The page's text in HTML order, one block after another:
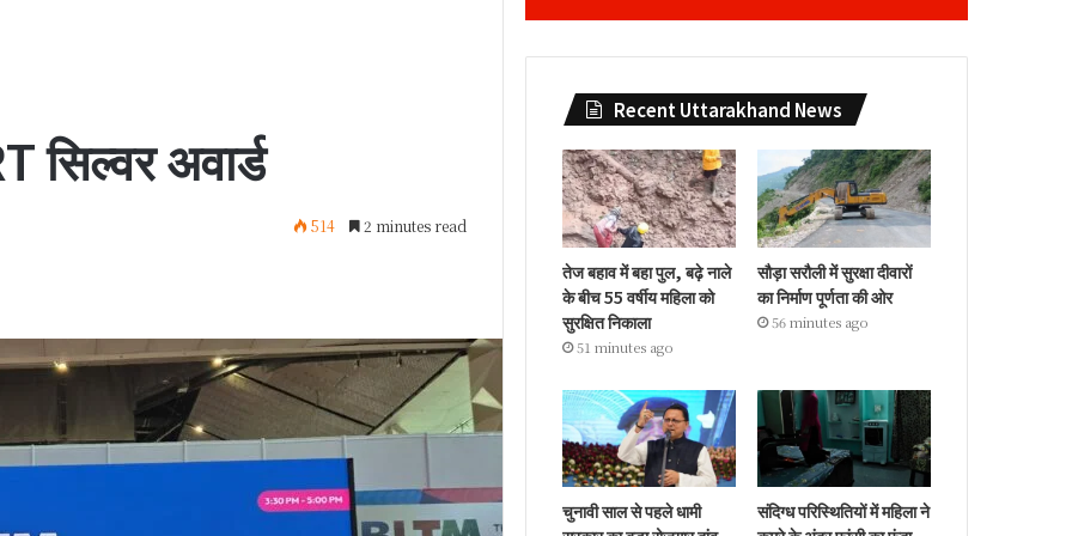
सिल्वर अवार्ड
514 2 minutes read
Recent Uttarakhand News
तेज बहाव में बहा पुल, बढ़े नाले
के बीच 55 वर्षीय महिला को
सुरक्षित निकाला
51 minutes ago
सौड़ा सरौली में सुरक्षा दीवारों
का निर्माण पूर्णता की ओर
56 minutes ago
चुनावी साल से पहले धामी
संदिग्ध परिस्थितियों में महिला ने